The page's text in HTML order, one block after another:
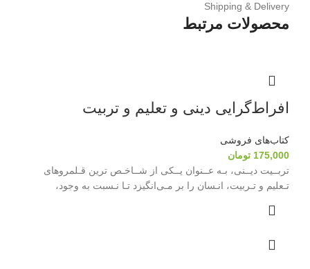
Shipping & Delivery
محصولات مرتبط
افراط‌گرایی دینی و تعلیم و تربیت
کتاب‌های فروشی
175,000 تومان
تربــیت دیــنی، بـه عــنوان یــکی از شــاخـص ترین قـلمروهای
تـعلیم و تـربیت، انـسان را بر مـی‌انگیزد تـا نـسبت به وجود،